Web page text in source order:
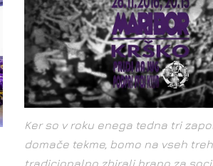
Ker so v roku enega tedna tri
domače tekme, bomo na vseh
tradicionalno zbirali hrano za